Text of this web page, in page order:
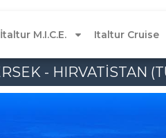
İtaltur M.I.C.E. Italtur Cruise
- HIRVATİSTAN